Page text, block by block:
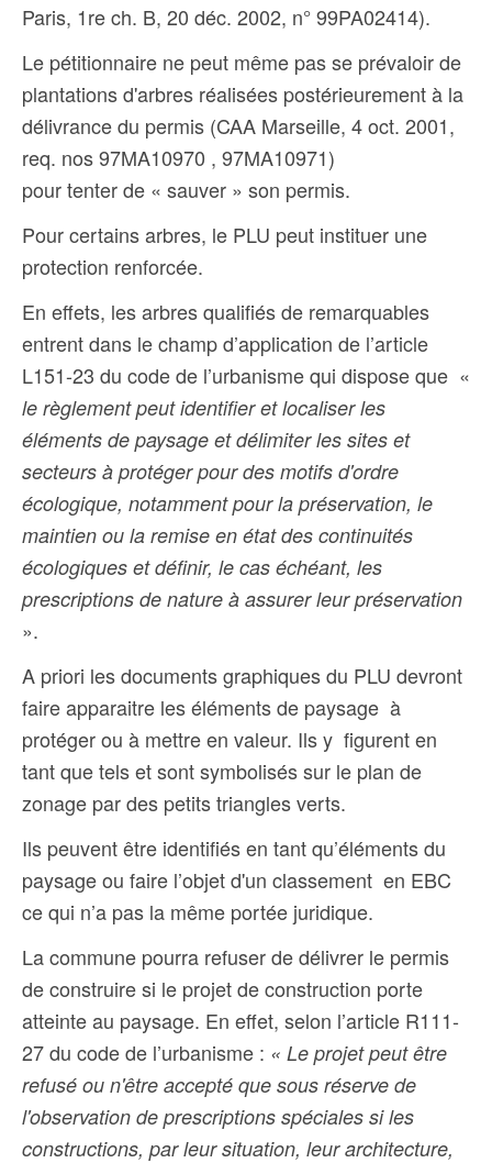
Paris, 1re ch. B, 20 déc. 2002, n° 99PA02414).
Le pétitionnaire ne peut même pas se prévaloir de
plantations d'arbres réalisées postérieurement à la
délivrance du permis (CAA Marseille, 4 oct. 2001,
req. nos 97MA10970 , 97MA10971)
pour tenter de « sauver » son permis.
Pour certains arbres, le PLU peut instituer une
protection renforcée.
En effets, les arbres qualifiés de remarquables
entrent dans le champ d’application de l’article
L151-23 du code de l’urbanisme qui dispose que «
le règlement peut identifier et localiser les
éléments de paysage et délimiter les sites et
secteurs à protéger pour des motifs d'ordre
écologique, notamment pour la préservation, le
maintien ou la remise en état des continuités
écologiques et définir, le cas échéant, les
prescriptions de nature à assurer leur préservation
».
A priori les documents graphiques du PLU devront
faire apparaitre les éléments de paysage à
protéger ou à mettre en valeur. Ils y figurent en
tant que tels et sont symbolisés sur le plan de
zonage par des petits triangles verts.
Ils peuvent être identifiés en tant qu’éléments du
paysage ou faire l’objet d'un classement en EBC
ce qui n’a pas la même portée juridique.
La commune pourra refuser de délivrer le permis
de construire si le projet de construction porte
atteinte au paysage. En effet, selon l’article R111-
27 du code de l’urbanisme : « Le projet peut être
refusé ou n'être accepté que sous réserve de
l'observation de prescriptions spéciales si les
constructions, par leur situation, leur architecture,